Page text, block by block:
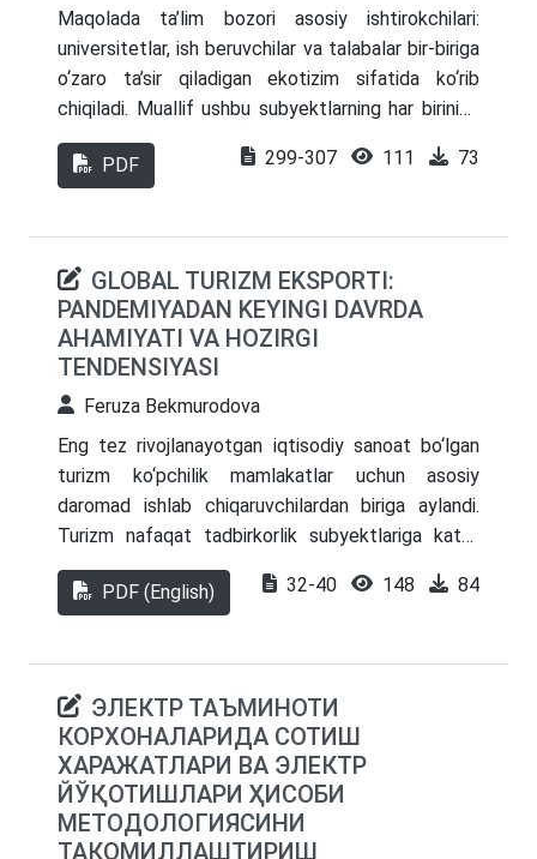
natijalari, shuningdek, kichik va o'rta biznesni
raqamlashtirishni qo'llab-quvvatlovchi
tashkilotlarning ma'lumotlari taqdim etilgan.
Maqolada ta’lim bozori asosiy ishtirokchilari:
universitetlar, ish beruvchilar va talabalar bir-biriga
o‘zaro ta’sir qiladigan ekotizim sifatida ko‘rib
chiqiladi. Muallif ushbu subyektlarning har birining
ta’lim bozorida iste’molchilarning xatti-harakatlarini
shakllantirishdagi rolini tahlil qilib, ularning
alohida e’tibor beriladi. Tadqiqot shuni ko‘rsatadiki,
universitetlar nafaqat ta’lim xizmatlarini
ko‘rsatuvchi provayderlar, balki mehnat bozori
tomonidan talab qilinadigan vakolatlarni yaratishda
muhim bo‘g‘in hisoblanadi.
PDF 299-307 111 73
GLOBAL TURIZM EKSPORTI:
PANDEMIYADAN KEYINGI DAVRDA
AHAMIYATI VA HOZIRGI
TENDENSIYASI
Feruza Bekmurodova
Eng tez rivojlanayotgan iqtisodiy sanoat bo‘lgan
turizm ko‘pchilik mamlakatlar uchun asosiy
daromad ishlab chiqaruvchilardan biriga aylandi.
Turizm nafaqat tadbirkorlik subyektlariga katta
daromad manbai, balki aholi bandligi va iqtisodiy
farovonligiga ham bevosita va bilvosita ta’sir
qo‘shgan hissasiga e’tibor qaratiladi. Shuningdek, u
global miqyosda sanoatdagi pandemiyadan oldingi
va keyingi vaziyatni o‘rganadi va sektor duch
keladigan muammolar va imkoniyatlarni ko‘rib
chiqadi. Topilmalar turizmning iqtisodiy o‘sishni
PDF (English) 32-40 148 84
ЭЛЕКТР ТАЪМИНОТИ
КОРХОНАЛАРИДА СОТИШ
ХАРАЖАТЛАРИ ВА ЭЛЕКТР
ЙЎҚОТИШЛАРИ ҲИСОБИ
МЕТОДОЛОГИЯСИНИ
ТАКОМИЛЛАШТИРИШ